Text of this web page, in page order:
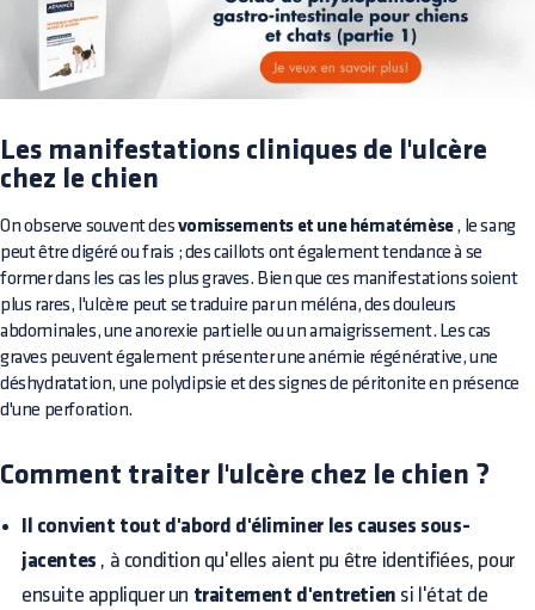
Les manifestations cliniques de l'ulcère
chez le chien
On observe souvent des vomissements et une hématémèse, le sang
peut être digéré ou frais ; des caillots ont également tendance à se
former dans les cas les plus graves. Bien que ces manifestations soient
plus rares, l'ulcère peut se traduire par un méléna, des douleurs
abdominales, une anorexie partielle ou un amaigrissement. Les cas
graves peuvent également présenter une anémie régénérative, une
déshydratation, une polydipsie et des signes de péritonite en présence
d'une perforation.
Comment traiter l'ulcère chez le chien ?
Il convient tout d'abord d'éliminer les causes sous-
jacentes , à condition qu'elles aient pu être identifiées, pour
ensuite appliquer un traitement d'entretien si l'état de